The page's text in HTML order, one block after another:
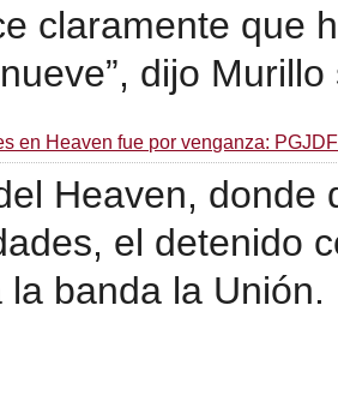
claramente que
dijo
en Heaven fue por venganza: PGJDF
Heaven, donde
el detenido
la banda la